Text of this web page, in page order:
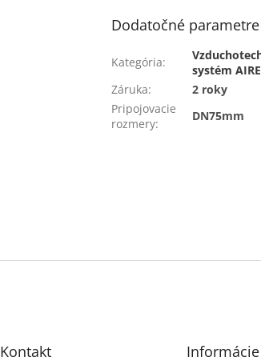
Dodatočné parametre
Kategória:
systém
Záruka:
2 roky
Pripojovacie
rozmery:
DN75mm
Kontakt Informácie